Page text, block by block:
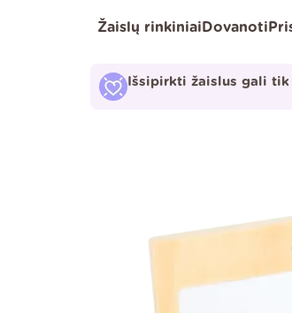
Žaislų rinkiniai Dovanoti
Išsipirkti žaislus gali tik